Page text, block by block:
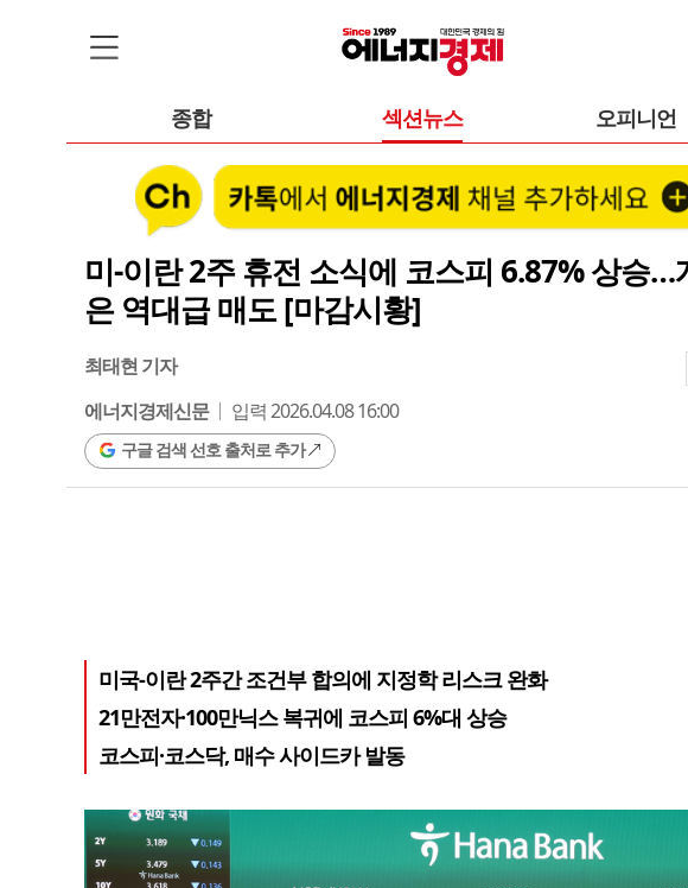
종합 섹션뉴스 오피니언
미-이란 2주 휴전 소식에 코스피 6.87% 상승…
은 역대급 매도 [마감시황]
최태현 기자
에너지경제신문
입력 2026.04.08 16:00
구글 검색 선호 출처로 추가
미국-이란 2주간 조건부 합의에 지정학 리스크 완화
21만전자·100만닉스 복귀에 코스피 6%대 상승
코스피·코스닥, 매수 사이드카 발동